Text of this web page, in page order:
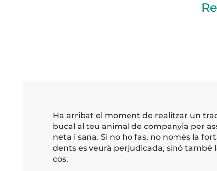
Ha arribat el moment de realitzar un
bucal al teu animal de companyia per
neta i sana. Si no ho fas, no només la
dents es veurà perjudicada, sinó també
cos.